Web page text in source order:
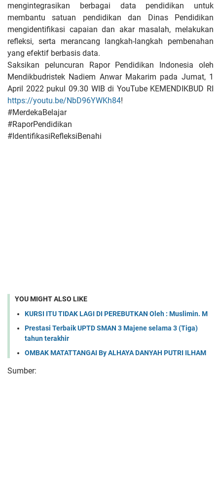
mengintegrasikan berbagai data pendidikan untuk
membantu satuan pendidikan dan Dinas Pendidikan
mengidentifikasi capaian dan akar masalah, melakukan
refleksi, serta merancang langkah-langkah pembenahan
yang efektif berbasis data.
Saksikan peluncuran Rapor Pendidikan Indonesia oleh
Mendikbudristek Nadiem Anwar Makarim pada Jumat, 1
April 2022 pukul 09.30 WIB di YouTube KEMENDIKBUD RI
https://youtu.be/NbD96YWKh84!
#MerdekaBelajar
#RaporPendidikan
#IdentifikasiRefleksiBenahi
YOU MIGHT ALSO LIKE
KURSI ITU TIDAK LAGI DI PEREBUTKAN Oleh : Muslimin. M
Prestasi Terbaik UPTD SMAN 3 Majene selama 3 (Tiga)
tahun terakhir
OMBAK MATATTANGAI By ALHAYA DANYAH PUTRI ILHAM
Sumber: